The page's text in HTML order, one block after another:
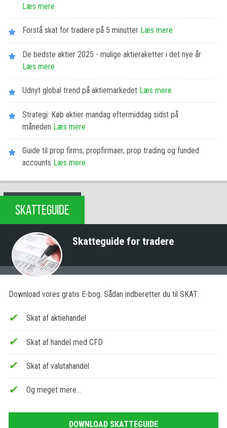
Læs mere
Forstå skat for tradere på 5 minutter Læs mere
De bedste aktier 2025 - mulige aktieraketter i det nye år
Læs mere
Udnyt global trend på aktiemarkedet Læs mere
Strategi: Køb aktier mandag eftermiddag sidst på
måneden Læs mere
Guide til prop firms, propfirmaer, prop trading og funded
accounts Læs mere
SKATTEGUIDE
Skatteguide for tradere
Download vores gratis E-bog. Sådan indberetter du til SKAT:
Skat af aktiehandel
Skat af handel med CFD
Skat af valutahandel
Og meget mere…
DOWNLOAD SKATTEGUIDE